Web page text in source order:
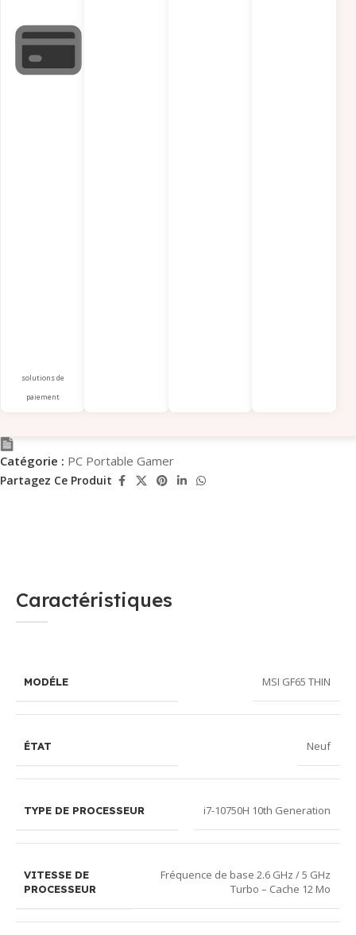
solutions de
paiement
Catégorie : PC Portable Gamer
Partagez Ce Produit
Caractéristiques
MODÉLE MSI GF65 THIN
ÉTAT Neuf
TYPE DE PROCESSEUR i7-10750H 10th Generation
VITESSE DE
PROCESSEUR
Fréquence de base 2.6 GHz / 5 GHz
Turbo – Cache 12 Mo